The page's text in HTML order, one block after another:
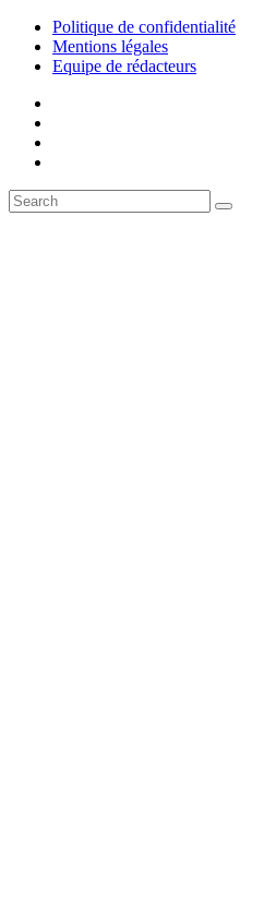
Politique de confidentialité
Mentions légales
Equipe de rédacteurs